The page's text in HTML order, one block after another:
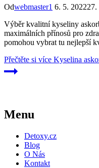
Odwebmaster1 6. 5. 202227.
Výběr kvalitní kyseliny
maximálních přínosů pro
pomohou vybrat tu nejlepší
Přečtěte si více Kyselina
Menu
Detoxy.cz
Blog
O Nás
Kontakt